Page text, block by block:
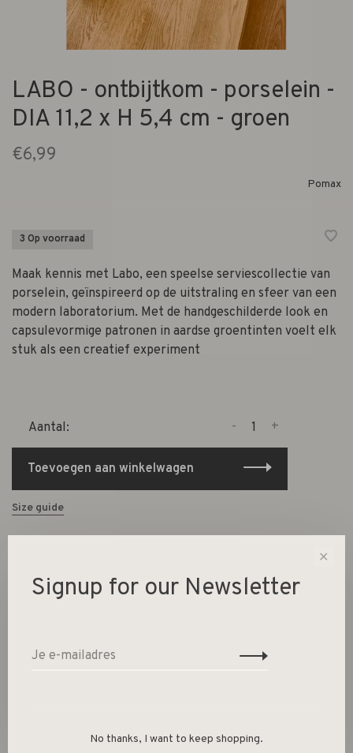
LABO - ontbijtkom - porselein -
DIA 11,2 x H 5,4 cm - groen
€6,99
Pomax
3 Op voorraad
Maak kennis met Labo, een speelse serviescollectie van
porselein, geïnspireerd op de uitstraling en sfeer van een
modern laboratorium. Met de handgeschilderde look en
capsulevormige patronen in aardse groentinten voelt elk
stuk als een creatief experiment
Aantal: +
-
Toevoegen aan winkelwagen
Size guide
E-mail
Microgolfoven bestendig: Ja
✕
Signup for our Newsletter
No thanks, I want to keep shopping.